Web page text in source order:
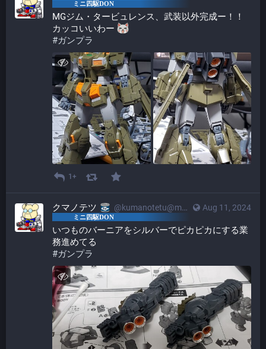
MGジム・タービュレンス、武装以外完成ー！！
カッコいいわー
#ガンプラ
1+
Aug 11, 2024
クマノテツ @kumanotetu@mstdn.mini4wd-engineer.com
いつものバーニアをシルバーでピカピカにする業
務進めてる
#ガンプラ